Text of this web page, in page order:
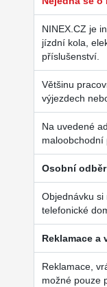
NINEX.CZ je
jízdní kola,
příslušenství.
Většinu
výjezdech
Na uvedené
maloobchodní
Osobní odběr
Objednávku
telefonické
Reklamace a
Reklamace,
možné pouze